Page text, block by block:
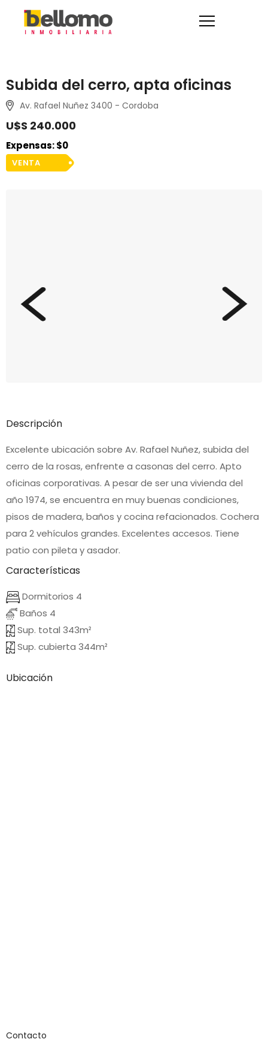
Subida del cerro, apta oficinas
Av. Rafael Nuñez 3400 - Cordoba
U$S 240.000
Expensas: $0
VENTA
Descripción
Excelente ubicación sobre Av. Rafael Nuñez, subida del
cerro de la rosas, enfrente a casonas del cerro. Apto
oficinas corporativas. A pesar de ser una vivienda del
año 1974, se encuentra en muy buenas condiciones,
pisos de madera, baños y cocina refacionados. Cochera
para 2 vehículos grandes. Excelentes accesos. Tiene
patio con pileta y asador.
Características
Dormitorios 4
Baños 4
Sup. total 343m²
Sup. cubierta 344m²
Ubicación
Contacto